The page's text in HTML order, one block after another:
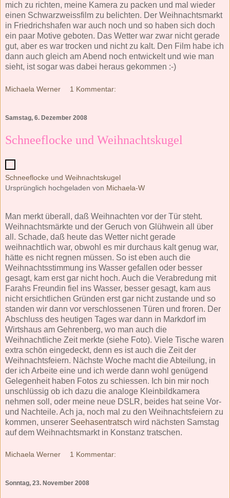
mich zu richten, meine Kamera zu packen und mal wieder
einen Schwarzweissfilm zu belichten. Der Weihnachtsmarkt
in Friedrichshafen war auch noch und so haben sich doch
ein paar Motive geboten. Das Wetter war zwar nicht gerade
gut, aber es war trocken und nicht zu kalt. Den Film habe ich
dann auch gleich am Abend noch entwickelt und wie man
sieht, ist sogar was dabei heraus gekommen :-)
Michaela Werner 1 Kommentar:
Samstag, 6. Dezember 2008
Schneeflocke und Weihnachtskugel
Schneeflocke und Weihnachtskugel
Ursprünglich hochgeladen von Michaela-W
Man merkt überall, daß Weihnachten vor der Tür steht.
Weihnachtsmärkte und der Geruch von Glühwein all über
all. Schade, daß heute das Wetter nicht gerade
weihnachtlich war, obwohl es mir durchaus kalt genug war,
hätte es nicht regnen müssen. So ist eben auch die
Weihnachtsstimmung ins Wasser gefallen oder besser
gesagt, kam erst gar nicht hoch. Auch die Verabredung mit
Farahs Freundin fiel ins Wasser, besser gesagt, kam aus
nicht ersichtlichen Gründen erst gar nicht zustande und so
standen wir dann vor verschlossenen Türen und froren. Der
Abschluss des heutigen Tages war dann in Markdorf im
Wirtshaus am Gehrenberg, wo man auch die
Weihnachtliche Zeit merkte (siehe Foto). Viele Tische waren
extra schön eingedeckt, denn es ist auch die Zeit der
Weihnachtsfeiern. Nächste Woche macht die Abteilung, in
der ich Arbeite eine und ich werde dann wohl genügend
Gelegenheit haben Fotos zu schiessen. Ich bin mir noch
unschlüssig ob ich dazu die analoge Kleinbildkamera
nehmen soll, oder meine neue DSLR, beides hat seine Vor-
und Nachteile. Ach ja, noch mal zu den Weihnachtsfeiern zu
kommen, unserer Seehasentratsch wird nächsten Samstag
auf dem Weihnachtsmarkt in Konstanz tratschen.
Michaela Werner 1 Kommentar:
Sonntag, 23. November 2008